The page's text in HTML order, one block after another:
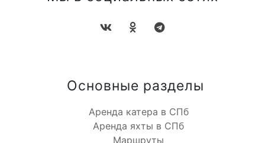
Основные разделы
Аренда катера в СПб
Аренда яхты в СПб
Маршруты